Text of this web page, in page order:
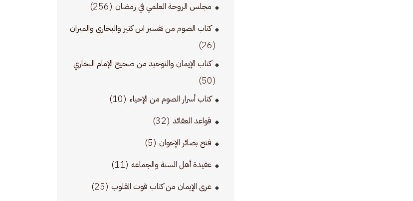
مجلس الروحة العلمي في رمضان (256)
كتاب الصوم من تفسير ابن كثير والبخاري والميزان
(26)
كتاب الإيمان والتوحيد من صحيح الإمام البخاري
(50)
كتاب أسرار الصوم من الإحياء (10)
قواعد العقائد (32)
فتح بصائر الإخوان (5)
عقيدة أهل السنة والجماعة (11)
عرى الإيمان من كتاب قوت القلوب (25)